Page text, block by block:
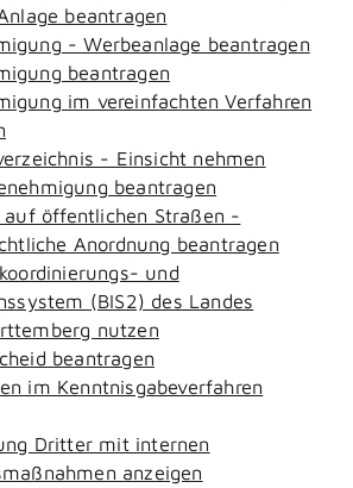
beantragen
- Werbeanlage beantragen
beantragen
im vereinfachten Verfahren
- Einsicht nehmen
beantragen
auf öffentlichen Straßen -
Anordnung beantragen
und
(BIS2) des Landes
nutzen
beantragen
im Kenntnisgabeverfahren
Dritter mit internen
anzeigen